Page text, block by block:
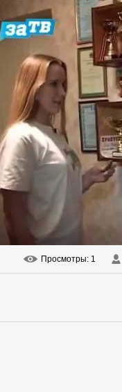
Просмотры: 1